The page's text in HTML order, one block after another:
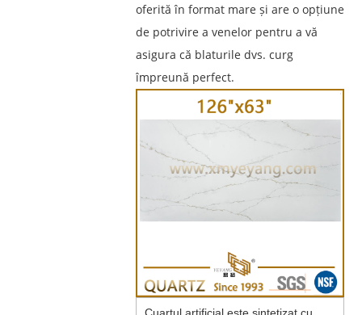
oferită în format mare și are o opțiune
de potrivire a venelor pentru a vă
asigura că blaturile dvs. curg
împreună perfect.
Cuarțul artificial este sintetizat cu